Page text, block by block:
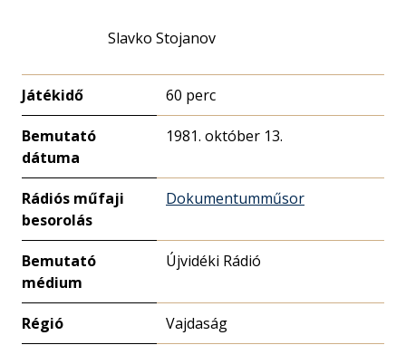
Slavko Stojanov
Játékidő 60 perc
Bemutató
dátuma
1981. október 13.
Rádiós műfaji
besorolás
Dokumentumműsor
Bemutató
médium
Újvidéki Rádió
Régió Vajdaság